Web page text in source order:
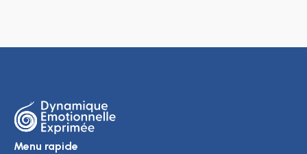
Menu rapide